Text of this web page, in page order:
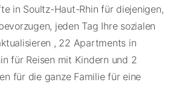
in Soultz-Haut-Rhin für diejenigen,
jeden Tag Ihre sozialen
, 22 Apartments in
für Reisen mit Kindern und 2
für die ganze Familie für eine